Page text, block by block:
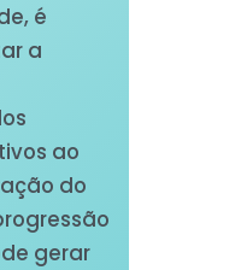
é
a
ao
do
gerar